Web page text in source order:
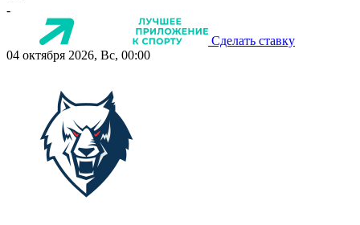
-
Сделать ставку
04 октября 2026, Вс, 00:00